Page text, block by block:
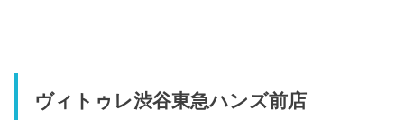
ヴィトゥレ渋谷東急ハンズ前店